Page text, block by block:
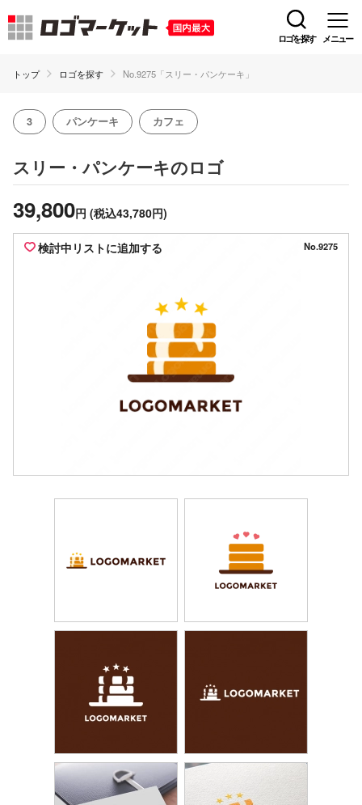
ロゴを探す メニュー
トップ ロゴを探す No.9275「スリー・パンケーキ」
3 パンケーキ カフェ
スリー・パンケーキのロゴ
39,800円 (税込43,780円)
検討中リストに追加する No.9275